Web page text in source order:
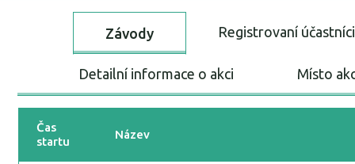
Závody Registrovaní účastníci
Detailní informace o akci Místo
Čas
startu
Název